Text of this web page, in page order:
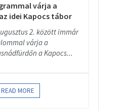
várja a
idei Kapocs tábor
2. között immár
várja a
a Kapocs...
READ MORE